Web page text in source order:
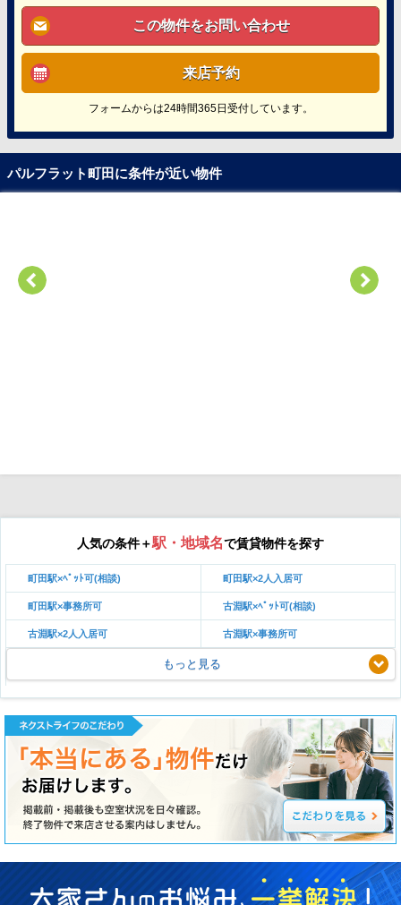
この物件をお問い合わせ
来店予約
フォームからは24時間365日受付しています。
パルフラット町田に条件が近い物件
人気の条件＋駅・地域名で賃貸物件を探す
町田駅×ﾍﾟｯﾄ可(相談) 町田駅×2人入居可
町田駅×事務所可 古淵駅×ﾍﾟｯﾄ可(相談)
古淵駅×2人入居可 古淵駅×事務所可
もっと見る